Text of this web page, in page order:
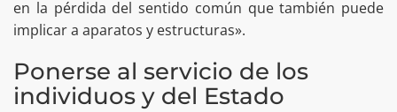
en la pérdida del sentido común que también puede
implicar a aparatos y estructuras».
Ponerse al servicio de los
individuos y del Estado